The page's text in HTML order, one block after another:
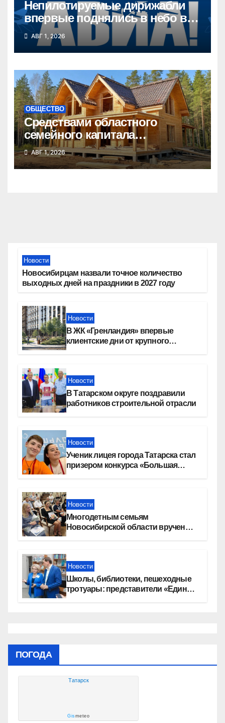
Непилотируемые дирижабли
впервые поднялись в небо в
Новосибирской области
АВГ 1, 2026
ОБЩЕСТВО
Средствами областного
семейного капитала
воспользовались почти 50
тысяч семей
АВГ 1, 2026
Новости
Новосибирцам назвали точное количество
выходных дней на праздники в 2027 году
Новости
В ЖК «Гренландия» впервые
клиентские дни от крупного
Новости
В Татарском округе поздравили
работников строительной отрасли
Новости
Ученик лицея города Татарска стал
призером конкурса «Большая
Новости
Многодетным семьям
Новосибирской области вручены
Новости
Школы, библиотеки, пешеходные
тротуары: представители «Единой
ПОГОДА
Татарск
Gismeteo